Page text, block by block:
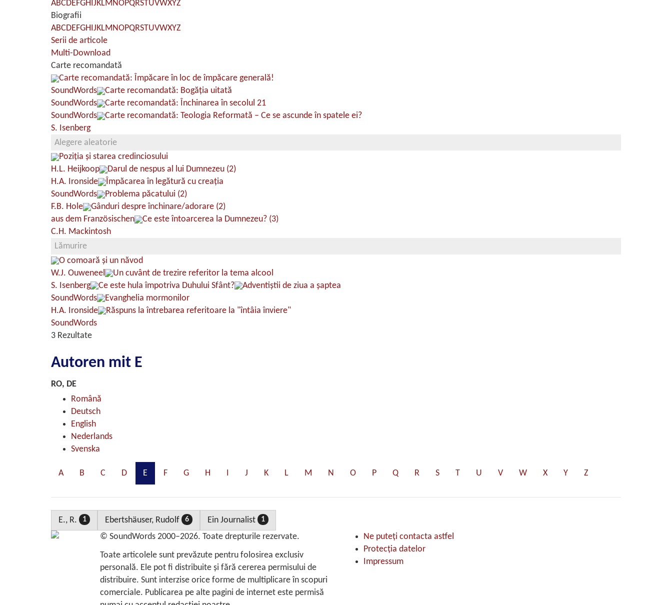
ABCDEFGHIJKLMNOPQRSTUVWXYZ
Biografii
ABCDEFGHIJKLMNOPQRSTUVWXYZ
Serii de articole
Multi-Download
Carte recomandată
Carte recomandată: Împăcare în loc de împăcare generală!
SoundWords
Carte recomandată: Bogăţia uitată
SoundWords
Carte recomandată: Închinarea în secolul 21
SoundWords
Carte recomandată: Teologia Reformată – Ce se ascunde în spatele ei?
S. Isenberg
Alegere aleatorie
Poziţia şi starea credinciosului
H.L. Heijkoop
Darul de nespus al lui Dumnezeu (2)
H.A. Ironside
Împăcarea în legătură cu creaţia
SoundWords
Problema păcatului (2)
F.B. Hole
Gânduri despre închinare/adorare (2)
aus dem Französischen
Ce este întoarcerea la Dumnezeu? (3)
C.H. Mackintosh
Lămurire
O comoară şi un năvod
W.J. Ouweneel
Un cuvânt de trezire referitor la tema alcool
S. Isenberg
Ce este hula împotriva Duhului Sfânt?
Adventiştii de ziua a şaptea
SoundWords
Evanghelia mormonilor
H.A. Ironside
Răspuns la întrebarea referitoare la "întâia înviere"
SoundWords
3 Rezultate
Autoren mit E
RO, DE
Română
Deutsch
English
Nederlands
Svenska
A B C D E F G H J K L M N O P Q R S T U V W X Y Z
E., R. 1 Ebertshäuser, Rudolf 6 Ein Journalist 1
© SoundWords2000–2026. Toate drepturile rezervate.
Toate articolele sunt prevăzute pentru folosirea exclusiv
personală. Ele pot fi distribuite şi fără cererea permisului de
distribuire. Sunt interzise orice forme de multiplicare în scopuri
comerciale. Publicarea pe alte pagini de internet este permisă
Ne puteţi contacta astfel
Protecţia datelor
Impressum